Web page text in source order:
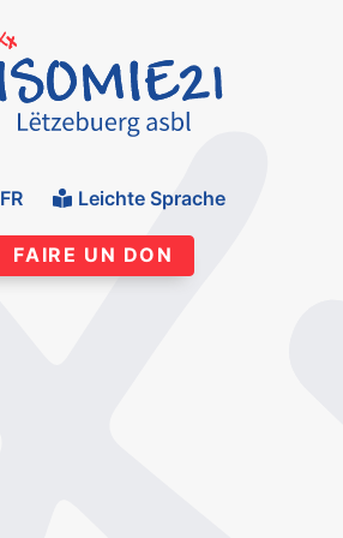
FR Leichte Sprache
FAIRE UN DON